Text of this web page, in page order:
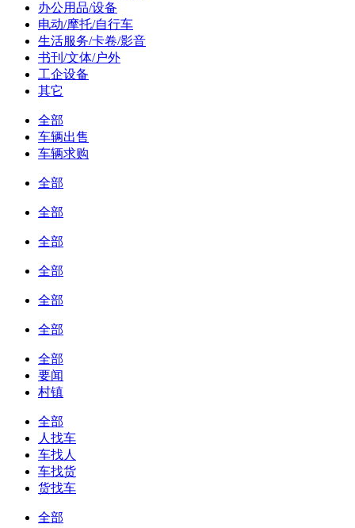
办公用品/设备
电动/摩托/自行车
生活服务/卡卷/影音
书刊/文体/户外
工企设备
其它
全部
车辆出售
车辆求购
全部
全部
全部
全部
全部
全部
全部
要闻
村镇
全部
人找车
车找人
车找货
货找车
全部